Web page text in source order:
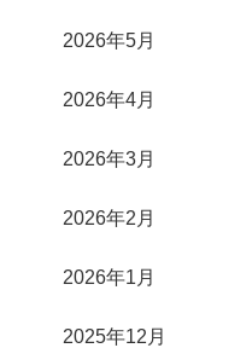
2026年5月
2026年4月
2026年3月
2026年2月
2026年1月
2025年12月